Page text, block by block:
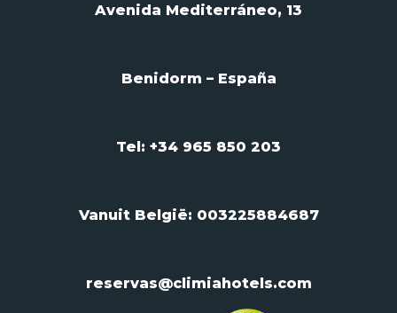
Avenida Mediterráneo, 13
Benidorm – España
Tel: +34 965 850 203
Vanuit België: 003225884687
reservas@climiahotels.com